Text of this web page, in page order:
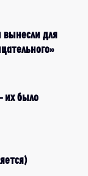
вынесли для
их было